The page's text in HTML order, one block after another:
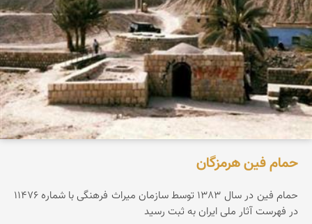
حمام فین هرمزگان
حمام فین در سال 1383 توسط سازمان میراث فرهنگی با شماره 11476
در فهرست آثار ملی ایران به ثبت رسید